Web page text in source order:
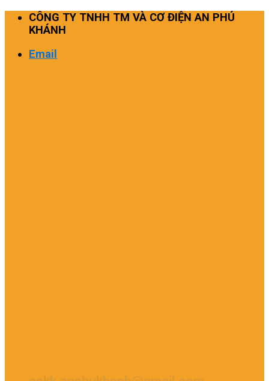
Skip
CÔNG TY TNHH TM VÀ CƠ ĐIỆN AN PHÚ
KHÁNH
Email